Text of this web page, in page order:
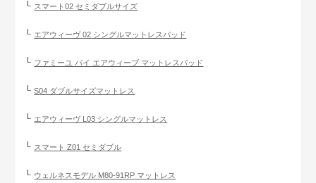
スマート02 セミダブルサイズ
エアウィーヴ 02 シングルマットレスパッド
ファミーユ バイ エアウィーブ マットレスパッド
S04 ダブルサイズマットレス
エアウィーヴ L03 シングルマットレス
スマート Z01 セミダブル
ウェルネスモデル M80-91RP マットレス